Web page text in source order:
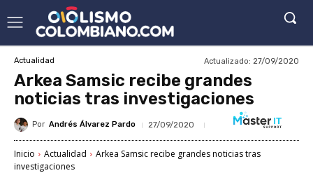
Actualidad Actualizado: 27/09/2020
Arkea Samsic recibe grandes
noticias tras investigaciones
Por Andrés Álvarez Pardo 27/09/2020
Inicio Actualidad
Arkea Samsic recibe grandes noticias tras
investigaciones